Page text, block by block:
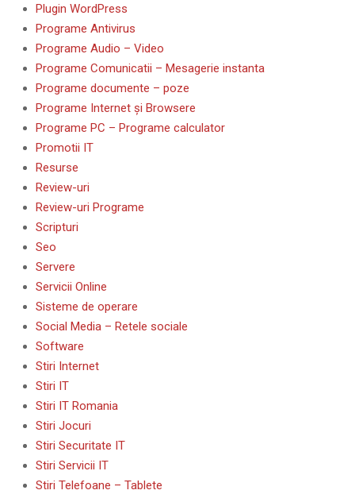
Plugin WordPress
Programe Antivirus
Programe Audio – Video
Programe Comunicatii – Mesagerie instanta
Programe documente – poze
Programe Internet și Browsere
Programe PC – Programe calculator
Promotii IT
Resurse
Review-uri
Review-uri Programe
Scripturi
Seo
Servere
Servicii Online
Sisteme de operare
Social Media – Retele sociale
Software
Stiri Internet
Stiri IT
Stiri IT Romania
Stiri Jocuri
Stiri Securitate IT
Stiri Servicii IT
Stiri Telefoane – Tablete